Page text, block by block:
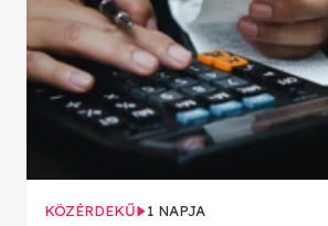
KÖZÉRDEKŰ 1 NAPJA